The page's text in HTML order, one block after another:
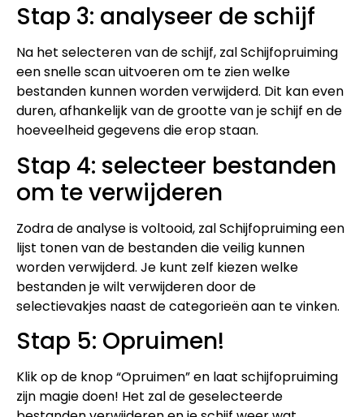
Stap 3: analyseer de schijf
Na het selecteren van de schijf, zal Schijfopruiming
een snelle scan uitvoeren om te zien welke
bestanden kunnen worden verwijderd. Dit kan even
duren, afhankelijk van de grootte van je schijf en de
hoeveelheid gegevens die erop staan.
Stap 4: selecteer bestanden
om te verwijderen
Zodra de analyse is voltooid, zal Schijfopruiming een
lijst tonen van de bestanden die veilig kunnen
worden verwijderd. Je kunt zelf kiezen welke
bestanden je wilt verwijderen door de
selectievakjes naast de categorieën aan te vinken.
Stap 5: Opruimen!
Klik op de knop “Opruimen” en laat schijfopruiming
zijn magie doen! Het zal de geselecteerde